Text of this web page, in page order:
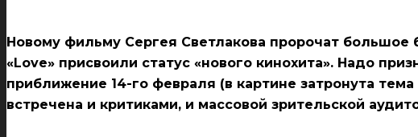
Новому фильму Сергея Светлакова пророчат
«Love» присвоили статус «нового кинохита». Надо
приближение 14-го февраля (в картине затронута
встречена и критиками, и массовой зрительской